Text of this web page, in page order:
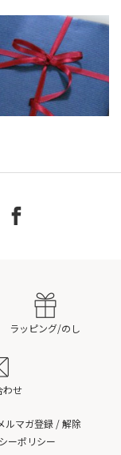
ラッピング/のし
わせ
ルマガ登録 / 解除
ーポリシー